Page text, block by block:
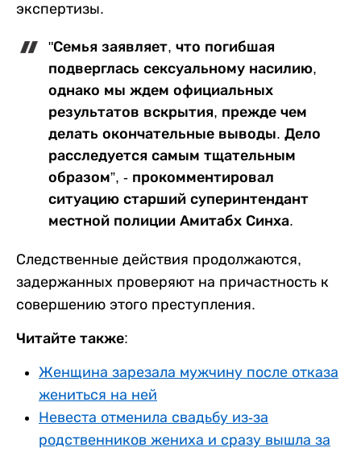
экспертизы.
"Семья заявляет, что погибшая
подверглась сексуальному насилию,
однако мы ждем официальных
результатов вскрытия, прежде чем
делать окончательные выводы. Дело
расследуется самым тщательным
образом”, - прокомментировал
ситуацию старший суперинтендант
местной полиции Амитабх Синха.
Следственные действия продолжаются,
задержанных проверяют на причастность к
совершению этого преступления.
Читайте также:
Женщина зарезала мужчину после отказа
жениться на ней
Невеста отменила свадьбу из-за
родственников жениха и сразу вышла за